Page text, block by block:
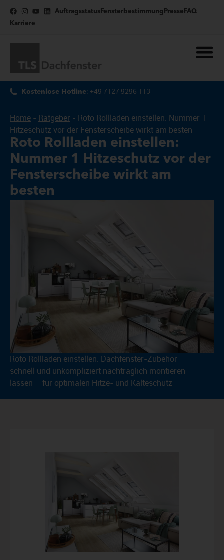
Auftragsstatus Fensterbestimmung Presse FAQ
Karriere
Kostenlose Hotline: +49 7127 9296 113
Home - Ratgeber - Roto Rollladen einstellen: Nummer 1
Hitzeschutz vor der Fensterscheibe wirkt am besten
Roto Rollladen einstellen:
Nummer 1 Hitzeschutz vor der
Fensterscheibe wirkt am
besten
Roto Rollladen einstellen: Dachfenster-Zubehör
schnell und unkompliziert nachträglich montieren
lassen – für optimalen Hitze- und Kälteschutz